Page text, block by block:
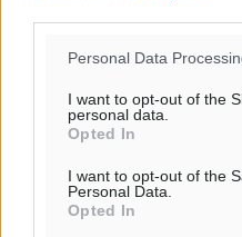
Personal Data
I want to opt-out of the
personal data.
Opted In
I want to opt-out of the
Personal Data.
Opted In
Ροή
Αθλητικά• πριν 29 λεπτά
Σύλληψη 21χρονου για
Τοπικές Ειδήσεις